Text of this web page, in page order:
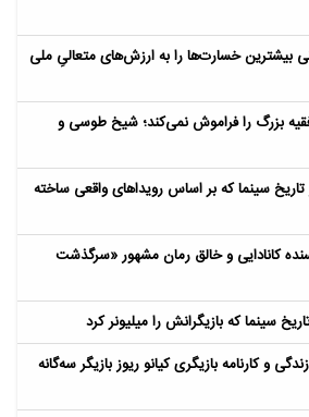
بیشترین خسارت‌ها را به ارزش‌های متعالیِ ملی
حوزه علمیه نجف ۲ فقیه بزرگ را فراموش نمی‌کند؛ شیخ طوسی و
سینما که بر اساس رویداهای واقعی ساخته
کانادایی و خالق رمان مشهور «سرگذشت
و کارنامه بازیگری کیانو ریوز بازیگر سه‌گانه